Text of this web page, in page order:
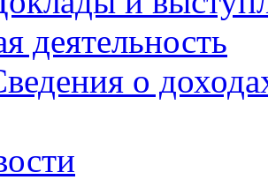
деятельность
о